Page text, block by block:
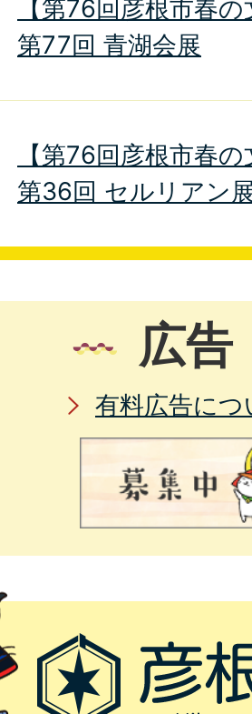
【第76回彦根市春
第77回 青湖会展
【第76回彦根市春
第36回 セルリアン
広告
有料広告につ